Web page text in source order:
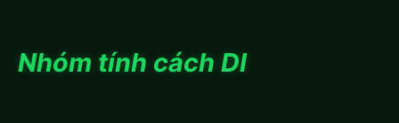
Nhóm tính cách DI